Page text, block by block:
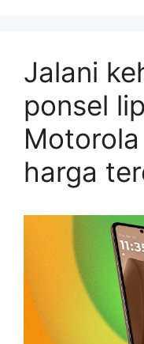
Jalani
ponsel
harga